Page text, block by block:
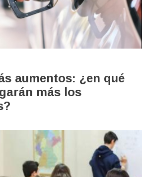
aumentos: ¿en qué
más los